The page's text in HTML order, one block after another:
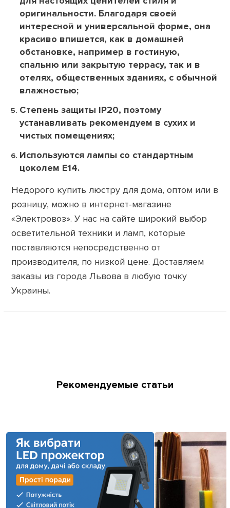
оригинальности. Благодаря своей
интересной и универсальной форме, она
красиво впишется, как в домашней
обстановке, например в гостиную,
спальню или закрытую террасу, так и в
отелях, общественных зданиях, с обычной
влажностью;
Степень защиты IP20, поэтому
устанавливать рекомендуем в сухих и
чистых помещениях;
Используются лампы со стандартным
цоколем Е14.
Недорого купить люстру для дома, оптом или в
розницу, можно в интернет-магазине
«Электровоз». У нас на сайте широкий выбор
осветительной техники и ламп, которые
поставляются непосредственно от
производителя, по низкой цене. Доставляем
заказы из города Львова в любую точку
Украины.
Рекомендуемые статьи